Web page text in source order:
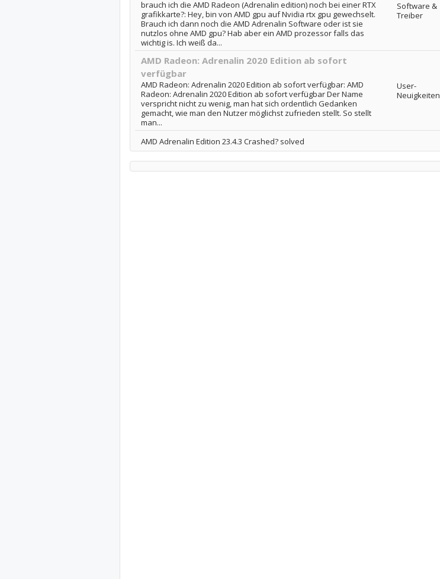
brauch ich die AMD Radeon (Adrenalin edition) noch bei einer RTX
grafikkarte?: Hey, bin von AMD gpu auf Nvidia rtx gpu gewechselt.
Brauch ich dann noch die AMD Adrenalin Software oder ist sie
nutzlos ohne AMD gpu? Hab aber ein AMD prozessor falls das
wichtig is. Ich weiß da...
Software &
Treiber
AMD Radeon: Adrenalin 2020 Edition ab sofort
verfügbar
AMD Radeon: Adrenalin 2020 Edition ab sofort verfügbar: AMD
Radeon: Adrenalin 2020 Edition ab sofort verfügbar Der Name
verspricht nicht zu wenig, man hat sich ordentlich Gedanken
gemacht, wie man den Nutzer möglichst zufrieden stellt. So stellt
man...
User-
Neuigkeiten
AMD Adrenalin Edition 23.4.3 Crashed? solved